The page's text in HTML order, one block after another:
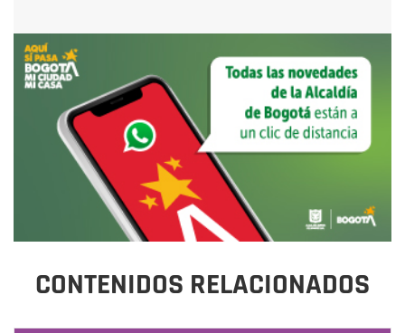
CONTENIDOS RELACIONADOS